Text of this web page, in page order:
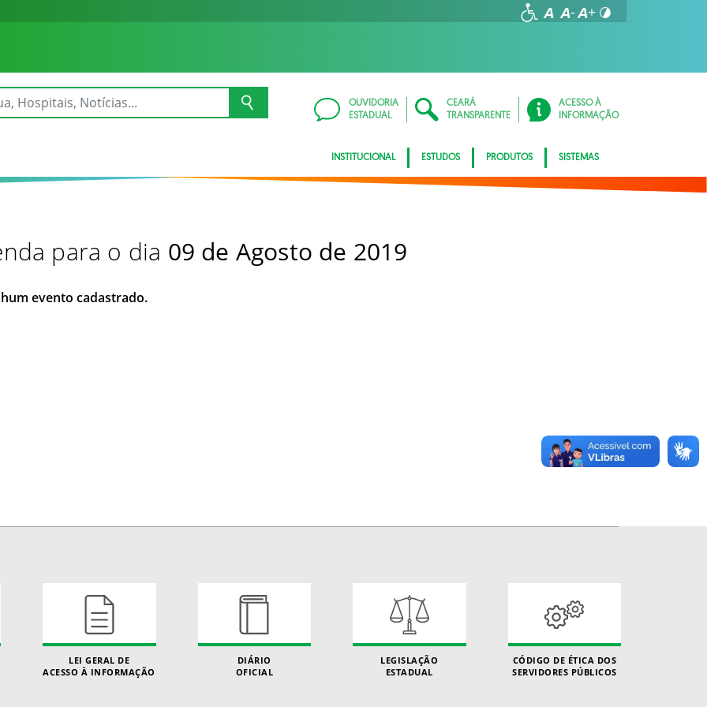
OUVIDORIA
ESTADUAL
CEARÁ
TRANSPARENTE
ACESSO À
INFORMAÇÃO
INSTITUCIONAL ESTUDOS PRODUTOS SISTEMAS
para o dia 09 de Agosto de 2019
evento cadastrado.
LEI GERAL DE
ACESSO À INFORMAÇÃO
DIÁRIO
OFICIAL
LEGISLAÇÃO
ESTADUAL
CÓDIGO DE ÉTICA DOS
SERVIDORES PÚBLICOS